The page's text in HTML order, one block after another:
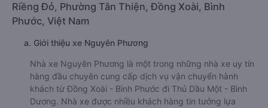
Riềng Đỏ, Phường Tân Thiện, Đồng Xoài, Bình
Phước, Việt Nam
a. Giới thiệu xe Nguyên Phương
Nhà xe Nguyên Phương là một trong những nhà xe uy tín
hàng đầu chuyên cung cấp dịch vụ vận chuyển hành
khách từ Đồng Xoài - Bình Phước đi Thủ Dầu Một - Bình
Dương. Nhà xe được nhiều khách hàng tin tưởng lựa